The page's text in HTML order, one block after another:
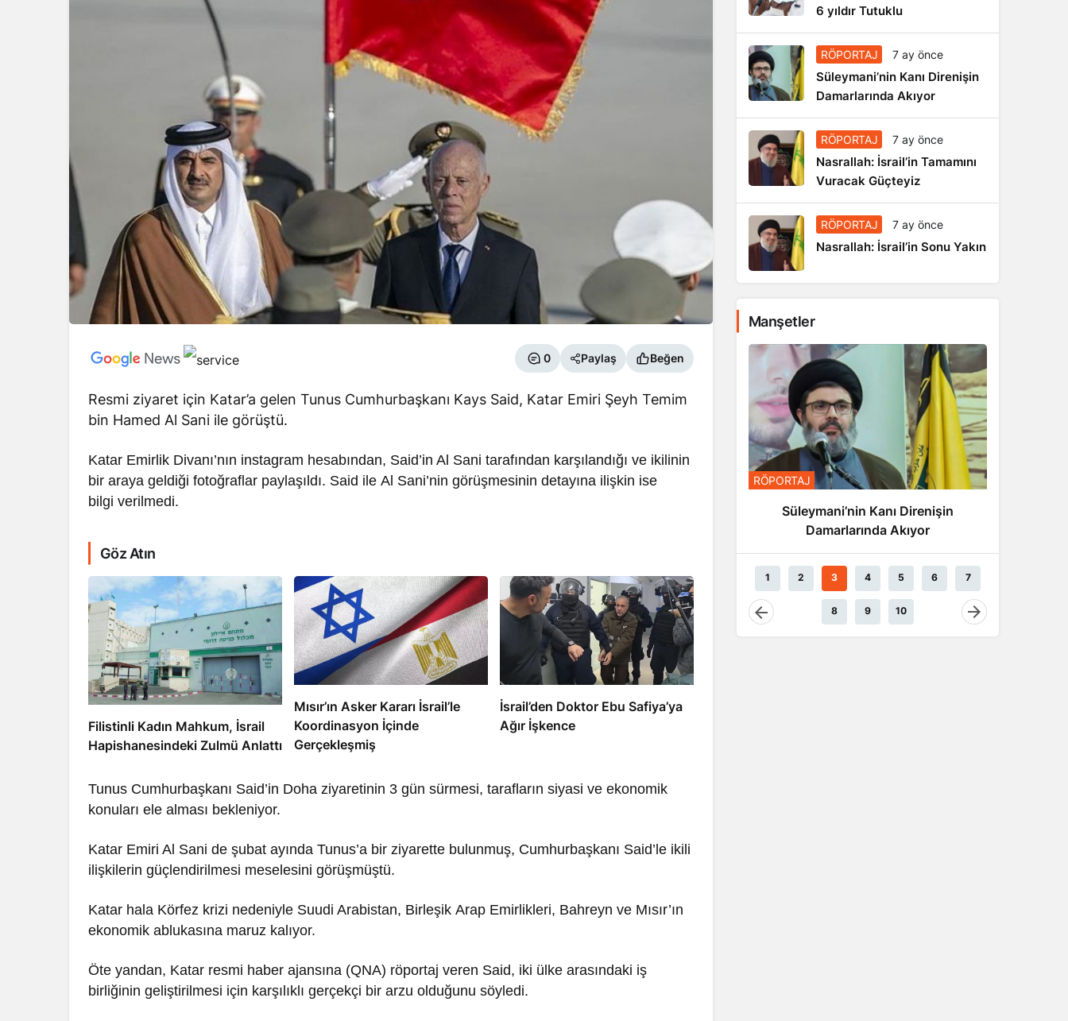
0 Paylaş Beğen
Resmi ziyaret için Katar’a gelen Tunus Cumhurbaşkanı Kays Said, Katar Emiri Şeyh Temim
bin Hamed Al Sani ile görüştü.
Katar Emirlik Divanı’nın instagram hesabından, Said’in Al Sani tarafından karşılandığı ve ikilinin
bir araya geldiği fotoğraflar paylaşıldı. Said ile Al Sani’nin görüşmesinin detayına ilişkin ise
bilgi verilmedi.
Göz Atın
Filistinli Kadın Mahkum, İsrail
Hapishanesindeki Zulmü Anlattı
Mısır’ın Asker Kararı İsrail’le
Koordinasyon İçinde
Gerçekleşmiş
İsrail’den Doktor Ebu Safiya’ya
Ağır İşkence
Tunus Cumhurbaşkanı Said’in Doha ziyaretinin 3 gün sürmesi, tarafların siyasi ve ekonomik
konuları ele alması bekleniyor.
Katar Emiri Al Sani de şubat ayında Tunus’a bir ziyarette bulunmuş, Cumhurbaşkanı Said’le ikili
ilişkilerin güçlendirilmesi meselesini görüşmüştü.
Katar hala Körfez krizi nedeniyle Suudi Arabistan, Birleşik Arap Emirlikleri, Bahreyn ve Mısır’ın
ekonomik ablukasına maruz kalıyor.
Öte yandan, Katar resmi haber ajansına (QNA) röportaj veren Said, iki ülke arasındaki iş
birliğinin geliştirilmesi için karşılıklı gerçekçi bir arzu olduğunu söyledi.
6 yıldır Tutuklu
RÖPORTAJ 7 ay önce
Süleymani’nin Kanı Direnişin
Damarlarında Akıyor
RÖPORTAJ 7 ay önce
Nasrallah: İsrail’in Tamamını
Vuracak Güçteyiz
RÖPORTAJ 7 ay önce
Nasrallah: İsrail’in Sonu Yakın
Manşetler
RÖPORTAJ RÖPORTAJ RÖPORTAJ
Süleymani’nin Kanı Direnişin
Damarlarında Akıyor
1 2 3 4 5 6 7
8 9 10